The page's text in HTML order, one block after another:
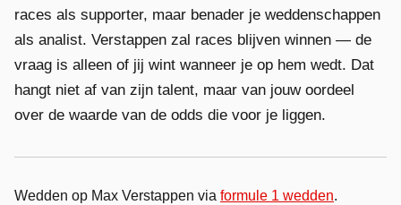
races als supporter, maar benader je weddenschappen
als analist. Verstappen zal races blijven winnen — de
vraag is alleen of jij wint wanneer je op hem wedt. Dat
hangt niet af van zijn talent, maar van jouw oordeel
over de waarde van de odds die voor je liggen.
Wedden op Max Verstappen via formule 1 wedden.